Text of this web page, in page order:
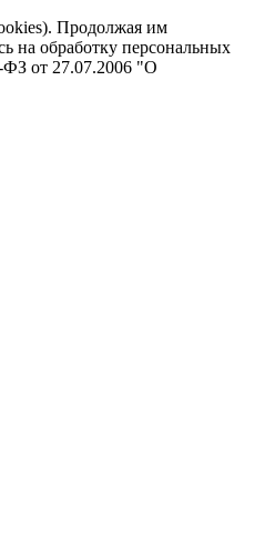
Продолжая им
на обработку персональных
ФЗ от 27.07.2006 "О